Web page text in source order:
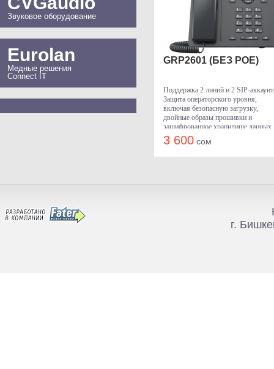
Звуковое оборудование
Eurolan
Медные решения
Connect IT
GRP2601 (БЕЗ POE)
Поддержка 2 линий и 2 SIP-
Защита операторского уровня,
включая безопасную загрузку,
двойные образы прошивки и
зашифрованное хранилище данных
Технология шумоподавления для
минимизации фонового шума
3 600 сом
г.